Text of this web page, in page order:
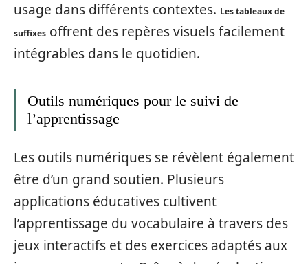
usage dans différents contextes. Les tableaux de
suffixes offrent des repères visuels facilement
intégrables dans le quotidien.
Outils numériques pour le suivi de
l’apprentissage
Les outils numériques se révèlent également
être d’un grand soutien. Plusieurs
applications éducatives cultivent
l’apprentissage du vocabulaire à travers des
jeux interactifs et des exercices adaptés aux